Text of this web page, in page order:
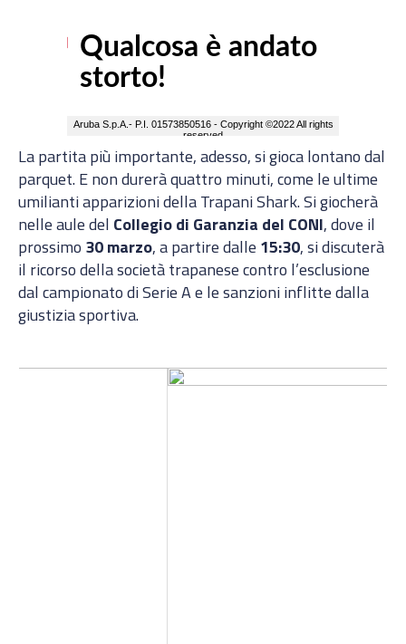
La partita più importante, adesso, si gioca lontano dal
parquet. E non durerà quattro minuti, come le ultime
umilianti apparizioni della Trapani Shark. Si giocherà
nelle aule del Collegio di Garanzia del CONI, dove il
prossimo 30 marzo, a partire dalle 15:30, si discuterà
il ricorso della società trapanese contro l’esclusione
dal campionato di Serie A e le sanzioni inflitte dalla
giustizia sportiva.